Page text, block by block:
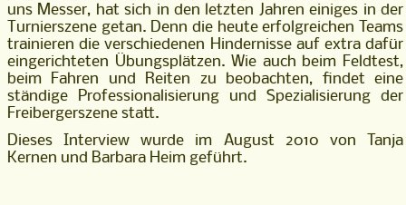
uns Messer, hat sich in den letzten Jahren einiges in der
Turnierszene getan. Denn die heute erfolgreichen Teams
trainieren die verschiedenen Hindernisse auf extra dafür
eingerichteten Übungsplätzen. Wie auch beim Feldtest,
beim Fahren und Reiten zu beobachten, findet eine
ständige Professionalisierung und Spezialisierung der
Freibergerszene statt.
Dieses Interview wurde im August 2010 von Tanja
Kernen und Barbara Heim geführt.